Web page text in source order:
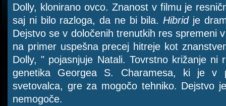
Dolly, klonirano ovco. Znanost v filmu je
saj ni bilo razloga, da ne bi bila. Hibridje
Dejstvo se v določenih trenutkih res spremeni
na primer uspešna precej hitreje kot
Dolly, " pojasnjuje Natali. Tovrstno križanje ni
genetika Georgea S. Charamesa, ki je v
svetovalca, gre za mogočo tehniko. Dejstvo
nemogoče.